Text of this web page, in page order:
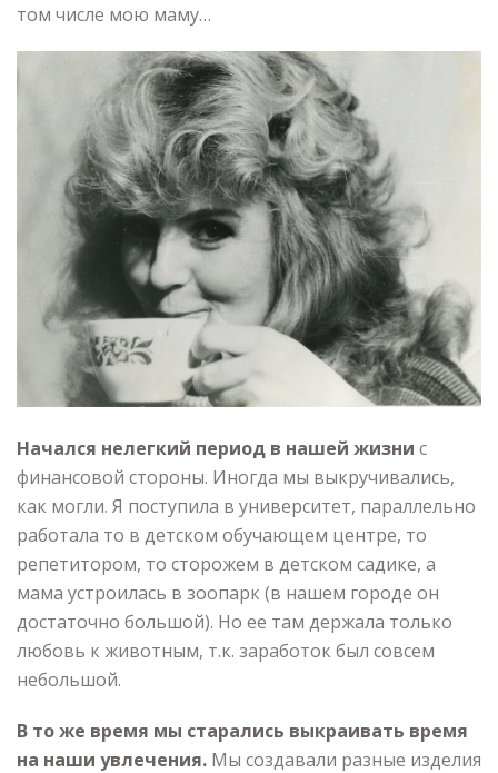
том числе мою маму…
Начался нелегкий период в нашей жизни с
финансовой стороны. Иногда мы выкручивались,
как могли. Я поступила в университет, параллельно
работала то в детском обучающем центре, то
репетитором, то сторожем в детском садике, а
мама устроилась в зоопарк (в нашем городе он
достаточно большой). Но ее там держала только
любовь к животным, т.к. заработок был совсем
небольшой.
В то же время мы старались выкраивать время
на наши увлечения. Мы создавали разные изделия